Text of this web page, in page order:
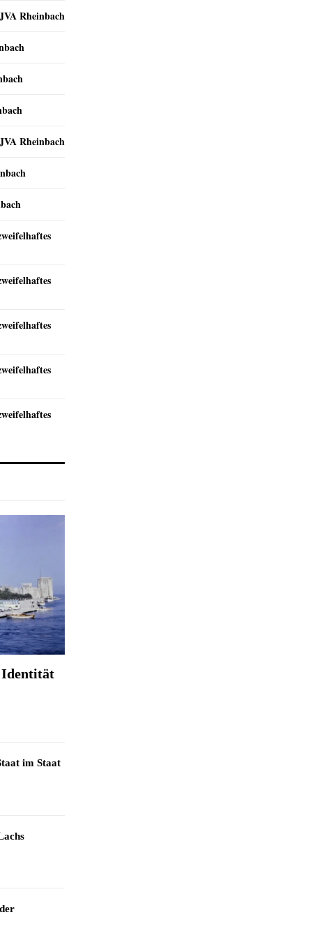
Rheinbach
Rheinbach
Identität
im Staat